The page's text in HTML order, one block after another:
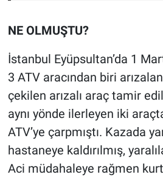
NE OLMUŞTU?
İstanbul Eyüpsultan’da 1
3 ATV aracından biri
çekilen arızalı araç tamir
aynı yönde ilerleyen iki
ATV’ye çarpmıştı. Kazada
hastaneye kaldırılmış,
Aci müdahaleye rağmen